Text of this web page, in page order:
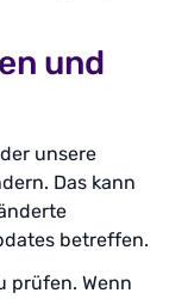
und
unsere
Das kann
betreffen.
prüfen. Wenn